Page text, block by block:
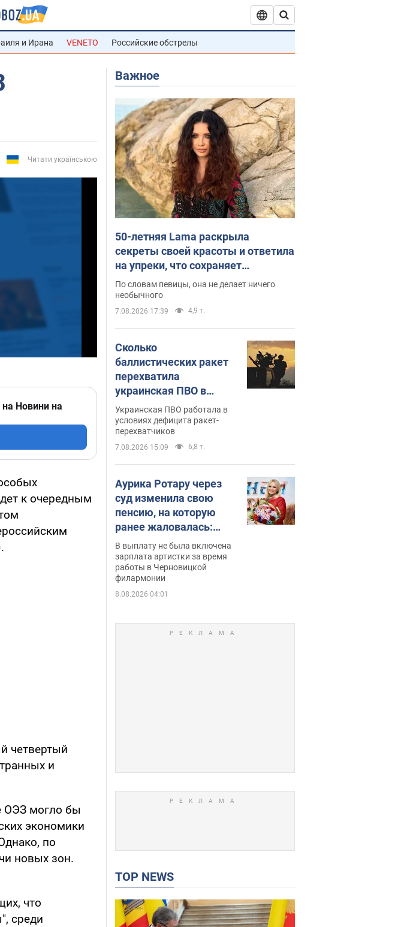
и Ирана VENETO Российские обстрелы
Читати українською
Новини на
к очередным
четвертый
и
ОЭЗ могло бы
экономики
по
новых зон.
что
среди
Важное
50-летняя Lama раскрыла
секреты своей красоты и ответила
на упреки, что сохраняет
молодость, ведь у нее нет детей
По словам певицы, она не делает ничего
необычного
7.08.2026 17:39 4,9 т.
Сколько
баллистических ракет
перехватила
украинская ПВО в
июле: в Минобороны
назвали цифру
Украинская ПВО работала в
условиях дефицита ракет-
перехватчиков
7.08.2026 15:09 6,8 т.
Аурика Ротару через
суд изменила свою
пенсию, на которую
ранее жаловалась:
сколько получала
певица
В выплату не была включена
зарплата артистки за время
работы в Черновицкой
филармонии
8.08.2026 04:01
TOP NEWS